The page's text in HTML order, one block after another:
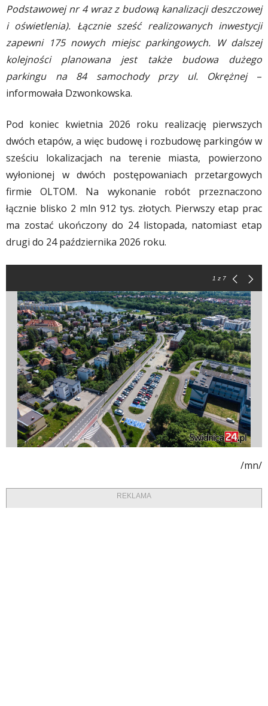
Podstawowej nr 4 wraz z budową kanalizacji deszczowej
i oświetlenia). Łącznie sześć realizowanych inwestycji
zapewni 175 nowych miejsc parkingowych. W dalszej
kolejności planowana jest także budowa dużego
parkingu na 84 samochody przy ul. Okrężnej–
informowała Dzwonkowska.
Pod koniec kwietnia 2026 roku realizację pierwszych
dwóch etapów, a więc budowę i rozbudowę parkingów w
sześciu lokalizacjach na terenie miasta, powierzono
wyłonionej w dwóch postępowaniach przetargowych
firmie OLTOM. Na wykonanie robót przeznaczono
łącznie blisko 2 mln 912 tys. złotych. Pierwszy etap prac
ma zostać ukończony do 24 listopada, natomiast etap
drugi do 24 października 2026 roku.
1 z 7
/mn/
REKLAMA